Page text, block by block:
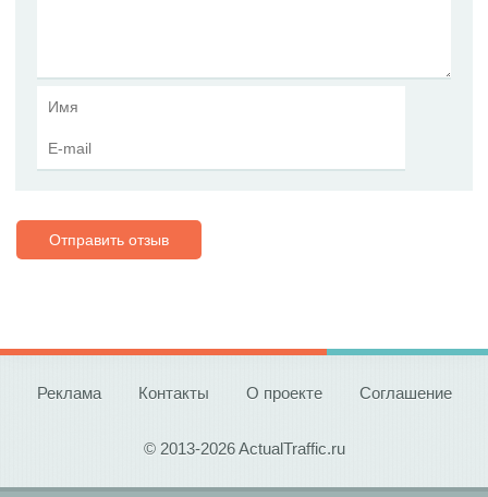
Отправить отзыв
Реклама Контакты О проекте Соглашение
© 2013-2026 ActualTraffic.ru